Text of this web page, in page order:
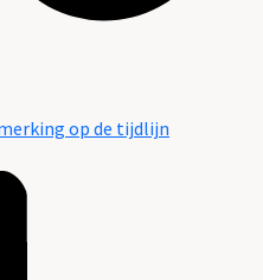
op de tijdlijn